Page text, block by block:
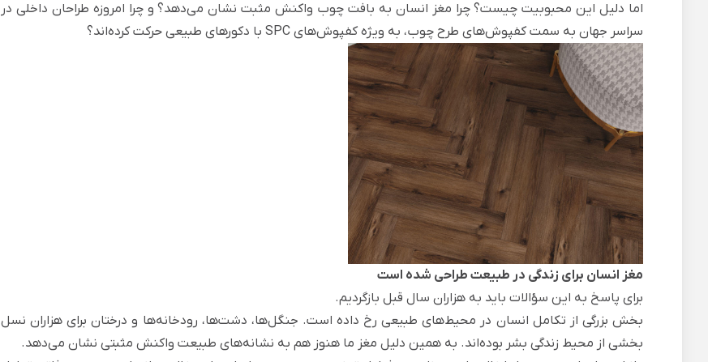
اما دلیل این محبوبیت چیست؟ چرا مغز انسان به بافت چوب واکنش مثبت نشان می‌دهد؟ و چرا امروزه طراحان داخلی در
سراسر جهان به سمت کفپوش‌های طرح چوب، به ویژه کفپوش‌های SPC با دکورهای طبیعی حرکت کرده‌اند؟
مغز انسان برای زندگی در طبیعت طراحی شده است
برای پاسخ به این سؤالات باید به هزاران سال قبل بازگردیم.
بخش بزرگی از تکامل انسان در محیط‌های طبیعی رخ داده است. جنگل‌ها، دشت‌ها، رودخانه‌ها و درختان برای هزاران نسل
بخشی از محیط زندگی بشر بوده‌اند. به همین دلیل مغز ما هنوز هم به نشانه‌های طبیعت واکنش مثبتی نشان می‌دهد.